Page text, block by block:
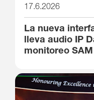
17.6.2026
La nueva
lleva audio IP
monitoreo SAM